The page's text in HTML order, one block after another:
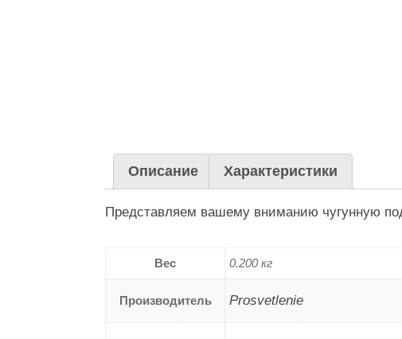
Описание Характеристики
Представляем вашему вниманию чугунную
Вес 0.200 кг
Производитель Prosvetlenie